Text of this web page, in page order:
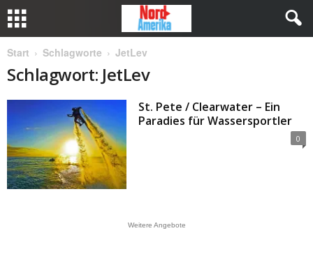
Start Schlagworte JetLev
Schlagwort: JetLev
St. Pete / Clearwater – Ein
Paradies für Wassersportler
0
Weitere Angebote